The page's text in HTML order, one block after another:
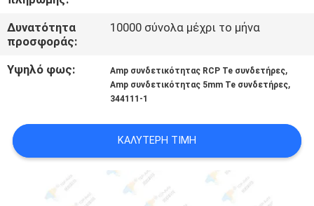
ΖΗΤΉΣΤΕ
ΈΝΑ
ΑΠΌΣΠΑΣΜΑ
SITEMAP
PRIVACY
Δυνατότητα
προσφοράς:
10000 σύνολα μέχρι το μήνα
Υψηλό φως: Amp συνδετικότητας RCP Te συνδετήρες,
Amp συνδετικότητας 5mm Te συνδετήρες,
344111-1
ΚΑΛΎΤΕΡΗ ΤΙΜΉ